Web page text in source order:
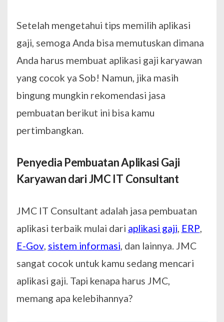
Setelah mengetahui tips memilih aplikasi
gaji, semoga Anda bisa memutuskan dimana
Anda harus membuat aplikasi gaji karyawan
yang cocok ya Sob! Namun, jika masih
bingung mungkin rekomendasi jasa
pembuatan berikut ini bisa kamu
pertimbangkan.
Penyedia Pembuatan Aplikasi Gaji
Karyawan dari JMC IT Consultant
JMC IT Consultant adalah jasa pembuatan
aplikasi terbaik mulai dari aplikasi gaji, ERP,
E-Gov, sistem informasi, dan lainnya. JMC
sangat cocok untuk kamu sedang mencari
aplikasi gaji. Tapi kenapa harus JMC,
memang apa kelebihannya?